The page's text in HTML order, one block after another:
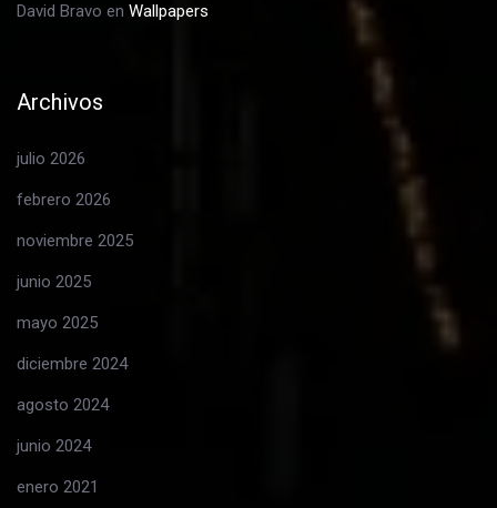
David Bravo en Wallpapers
Archivos
julio 2026
febrero 2026
noviembre 2025
junio 2025
mayo 2025
diciembre 2024
agosto 2024
junio 2024
enero 2021